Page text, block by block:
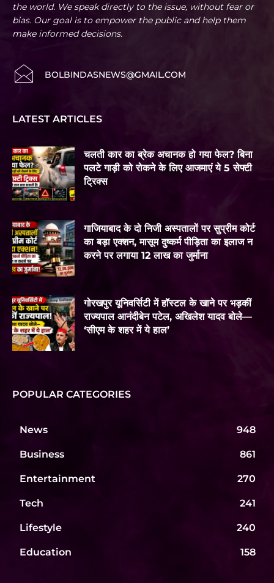
the world. We speak directly to the issue, without fear or
bias. Our goal is to empower the public and help them
make informed decisions.
BOLBINDASNEWS@GMAIL.COM
LATEST ARTICLES
चलती कार का ब्रेक अचानक हो गया फेल? बिना
पलटे गाड़ी को रोकने के लिए आजमाएं ये 5 सेफ्टी
ट्रिक्स
गाजियाबाद के दो निजी अस्पतालों पर सुप्रीम कोर्ट
का बड़ा एक्शन, मासूम दुष्कर्म पीड़िता का इलाज न
करने पर लगाया 12 लाख का जुर्माना
गोरखपुर यूनिवर्सिटी में हॉस्टल के खाने पर भड़कीं
राज्यपाल आनंदीबेन पटेल, अखिलेश यादव बोले—
‘सीएम के शहर में ये हाल’
POPULAR CATEGORIES
News 948
Business 861
Entertainment 270
Tech 241
Lifestyle 240
Education 158